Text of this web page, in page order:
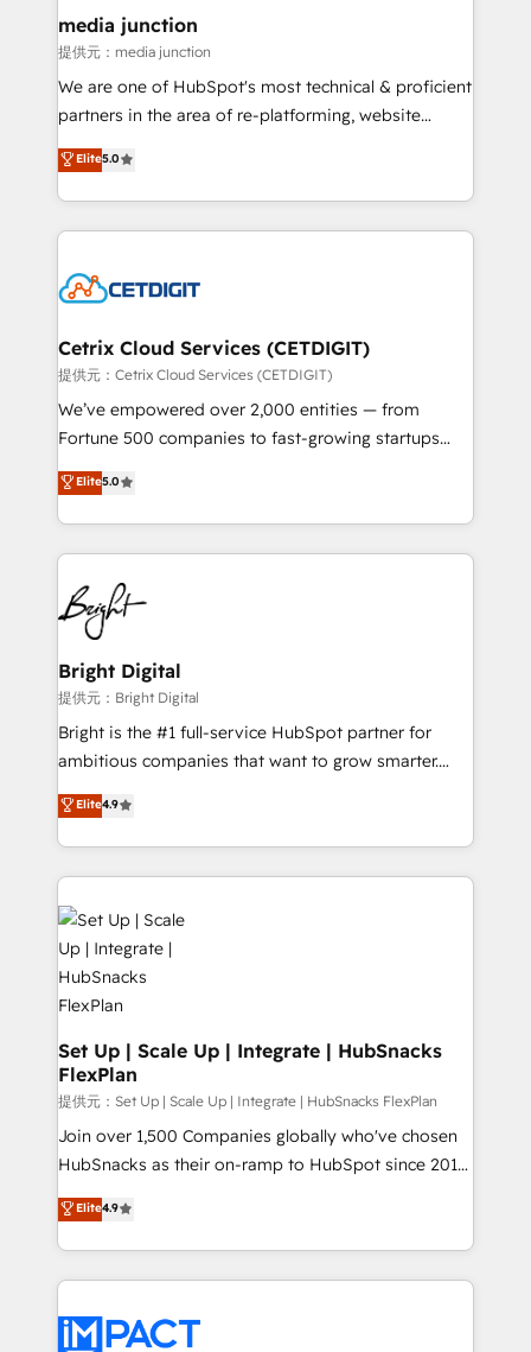
Mexico, USA, and Portugal—we've executed over a
hundred successful operations. Our approach,
rooted in RevOps principles, integrates analysis,
training, planning, and qualification. Leveraging
inbound marketing tactics, we focus on
understanding, nurturing, and converting leads.
competitive market.
media junction
提供元：media junction
We are one of HubSpot's most technical & proficient
partners in the area of re-platforming, website
design & development. We specialize in multi-hub
implementations for mid-market & enterprise
companies. We are woman-owned, powered by
coffee, and we ❤️ dogs. We produce award-winning
Impact Award 🏆2022 Technical Expertise Impact
Award 🏆2020 Elite Solutions Partner 🏆2019
Integrations HubSpot Impact Award 🏆2019
Marketing Enablement HubSpot Impact Award 🏆
2018 Website Design HubSpot Impact Award 🏆2017
Growth-Driven Design Agency of the Year 🏆2016
Sales Enablement HubSpot Impact Award 🏆2015
HubSpot COS Performance Award 🏆2014 HubSpot
COS Design Award 🏆2013 HubSpot Marketplace
Partner 📆Founded in 1997
Elite5.0
Cetrix Cloud Services (CETDIGIT)
提供元：Cetrix Cloud Services (CETDIGIT)
We’ve empowered over 2,000 entities — from
Fortune 500 companies to fast-growing startups
and nonprofits — to streamline operations, scale
revenue, and unlock the full potential of HubSpot.
With deep technical and industry expertise, we fuse
automation, integration, and AI innovation to deliver
lasting impact. We specialize in: • Turnkey and end-
to-end HubSpot implementations • Onboarding for
Sales, Service, Marketing & Content Hubs • AI voice
and chat agents, predictive automation, and smart
workflows • Salesforce + HubSpot integration •
RevOps and AI-driven sales enablement • Website
design and CMS development • ERP integration: SAP,
and CRM migration from any platform •
Client/member portals built on HubSpot • Custom
WooCommerce, BuilderTrend, and more Experience
the difference — reach out to see how AI + HubSpot
can transform your business.
Elite5.0
Bright Digital
提供元：Bright Digital
Bright is the #1 full-service HubSpot partner for
ambitious companies that want to grow smarter.
From HubSpot onboarding, to training, from
developing a new website to lead generation and
digital marketing; we do it all (and with great
results)! In short, our services include: - HubSpot
consultancy: onboarding, training, data migration -
HubSpot development: websites, custom modules,
integrations - Marketing & sales solutions: digital
marketing, advertising, campaigns, content and
design We connect people, data and technology to
improve customer experiences. With our bright
people, exciting ideas and can-do mentality, we
ensure revenue growth on a daily basis. So tell us
your challenge; our passionate and growth driven
team of 100+ experts is ready for you! Driving digital
Elite4.9
Set Up | Scale Up | Integrate | HubSnacks
FlexPlan
提供元：Set Up | Scale Up | Integrate | HubSnacks FlexPlan
Join over 1,500 Companies globally who've chosen
HubSnacks as their on-ramp to HubSpot since 2014
Simple pay-as-you-go plans that accelerate value...
1️⃣ Set Up | Onboarding New or Check-fixing existing
HubSpot portals 2️⃣ Scale Up | 100% HubSpot Task
Execution... Global 24/7 ... All Experts 3️⃣ Integrate |
Slash months from your API Integration project... ⬅️
Elite4.9